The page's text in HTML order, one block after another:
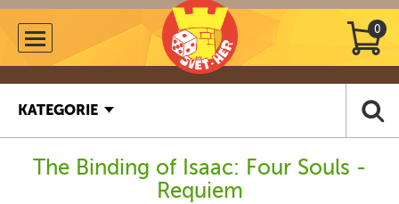
0
KATEGORIE
The Binding of Isaac: Four Souls -
Requiem